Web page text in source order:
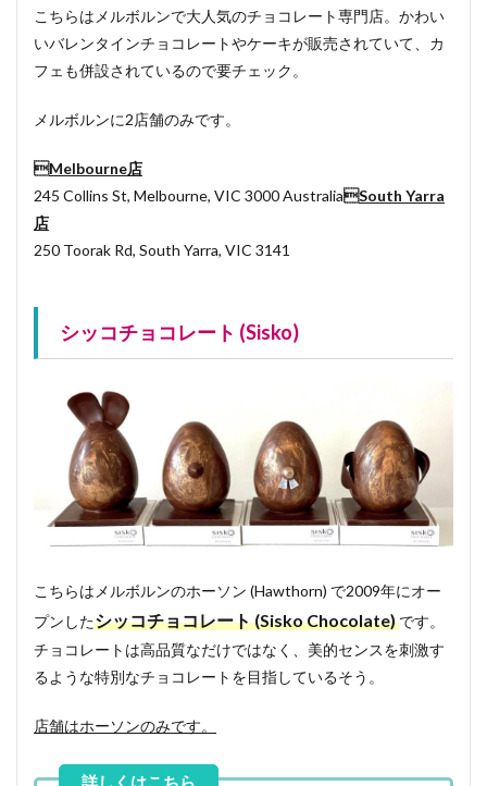
こちらはメルボルンで大人気のチョコレート専門店。かわい
いバレンタインチョコレートやケーキが販売されていて、カ
フェも併設されているので要チェック。
メルボルンに2店舗のみです。
Melbourne店
245 Collins St, Melbourne, VIC 3000 AustraliaSouth Yarra
店
250 Toorak Rd, South Yarra, VIC 3141
シッコチョコレート (Sisko)
こちらはメルボルンのホーソン (Hawthorn) で2009年にオー
プンしたシッコチョコレート (Sisko Chocolate) です。
チョコレートは高品質なだけではなく、美的センスを刺激す
るような特別なチョコレートを目指しているそう。
店舗はホーソンのみです。